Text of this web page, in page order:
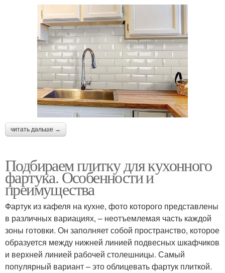
читать дальше →
Подбираем плитку для кухонного
фартука. Особенности и
преимущества
Фартук из кафеля на кухне, фото которого представлены
в различных вариациях, – неотъемлемая часть каждой
зоны готовки. Он заполняет собой пространство, которое
образуется между нижней линией подвесных шкафчиков
и верхней линией рабочей столешницы. Самый
популярный вариант – это облицевать фартук плиткой.